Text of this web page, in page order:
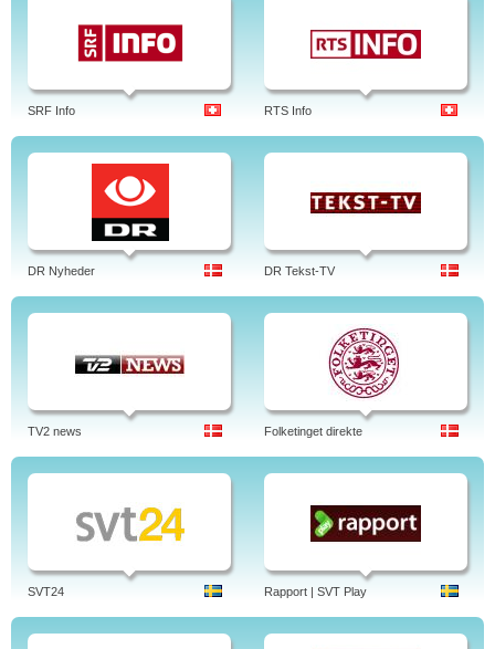
SRF Info RTS Info
DR Nyheder DR Tekst-TV
TV2 news Folketinget direkte
SVT24 Rapport | SVT Play